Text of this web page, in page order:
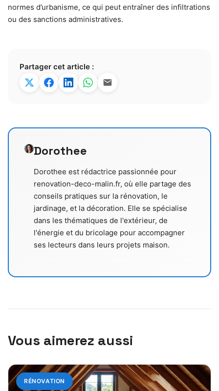
normes d’urbanisme, ce qui peut entraîner des infiltrations
ou des sanctions administratives.
Partager cet article :
Dorothee
Dorothee est rédactrice passionnée pour
renovation-deco-malin.fr, où elle partage des
conseils pratiques sur la rénovation, le
jardinage, et la décoration. Elle se spécialise
dans les thématiques de l'extérieur, de
l'énergie et du bricolage pour accompagner
ses lecteurs dans leurs projets maison.
Vous aimerez aussi
RÉNOVATION